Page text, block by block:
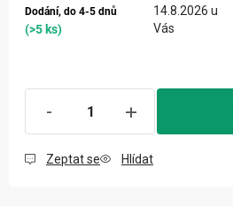
Dodání, do 4-5 dnů
(>5 ks)
14.8.2026
Zeptat se Hlídat